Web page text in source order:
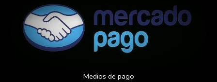
Medios de pago